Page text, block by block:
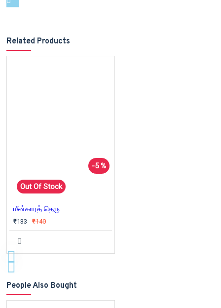
Related Products
-5 %
Out Of Stock
மீன்காரத் தெரு
₹133 ₹140
People Also Bought